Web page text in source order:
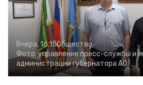
Вчера, 16:15Общество
Фото: управление пресс-службы и
администрации губернатора АО